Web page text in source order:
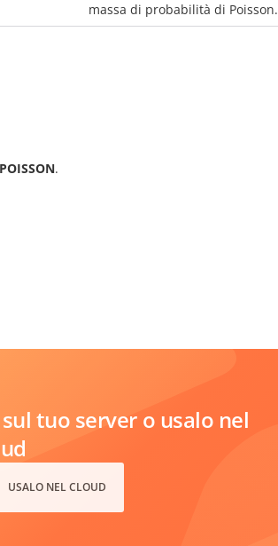
massa di probabilità di Poisson.
POISSON.
sul tuo server o usalo nel
USALO NEL CLOUD